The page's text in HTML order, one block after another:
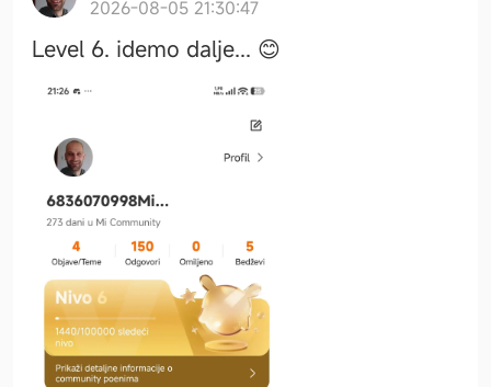
2026-08-05 21:30:47
Level 6. idemo dalje... 😊